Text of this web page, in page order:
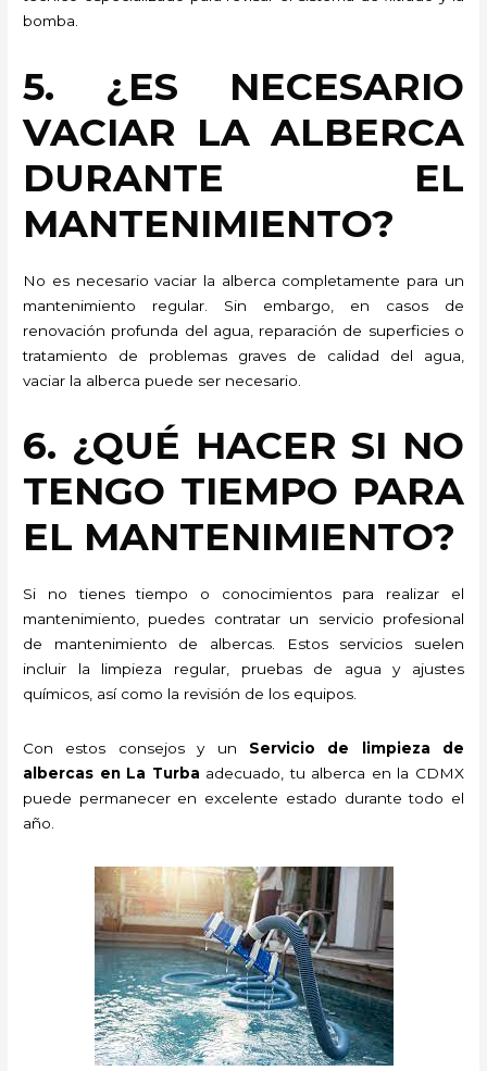
bomba.
5. ¿ES NECESARIO
VACIAR LA ALBERCA
DURANTE EL
MANTENIMIENTO?
No es necesario vaciar la alberca completamente para un
mantenimiento regular. Sin embargo, en casos de
renovación profunda del agua, reparación de superficies o
tratamiento de problemas graves de calidad del agua,
vaciar la alberca puede ser necesario.
6. ¿QUÉ HACER SI NO
TENGO TIEMPO PARA
EL MANTENIMIENTO?
Si no tienes tiempo o conocimientos para realizar el
mantenimiento, puedes contratar un servicio profesional
de mantenimiento de albercas. Estos servicios suelen
incluir la limpieza regular, pruebas de agua y ajustes
químicos, así como la revisión de los equipos.
Con estos consejos y un Servicio de limpieza de
albercas en La Turba adecuado, tu alberca en la CDMX
puede permanecer en excelente estado durante todo el
año.